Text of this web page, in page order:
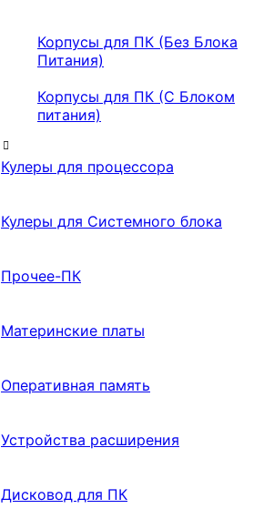
Корпусы для ПК (Без Блока
Питания)
Корпусы для ПК (С Блоком
питания)
Кулеры для процессора
Кулеры для Системного блока
Прочее-ПК
Материнские платы
Оперативная память
Устройства расширения
Дисковод для ПК